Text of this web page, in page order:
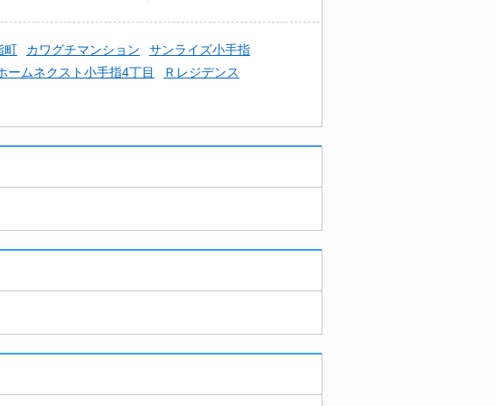
町 カワグチマンション
サンライズ小手指
ームネクスト小手指4丁目
Ｒレジデンス